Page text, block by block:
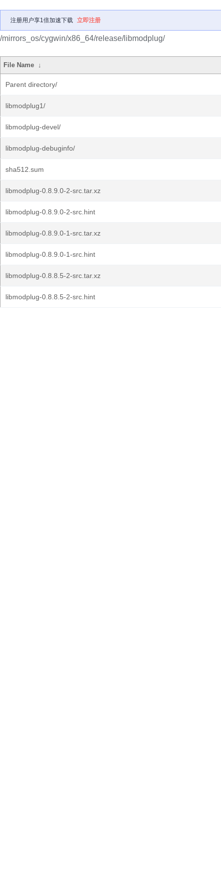
注册用户享1倍加速下载 立即注册
/mirrors_os/cygwin/x86_64/release/libmodplug/
File Name ↓
Parent directory/
libmodplug1/
libmodplug-devel/
libmodplug-debuginfo/
sha512.sum
libmodplug-0.8.9.0-2-src.tar.xz
libmodplug-0.8.9.0-2-src.hint
libmodplug-0.8.9.0-1-src.tar.xz
libmodplug-0.8.9.0-1-src.hint
libmodplug-0.8.8.5-2-src.tar.xz
libmodplug-0.8.8.5-2-src.hint